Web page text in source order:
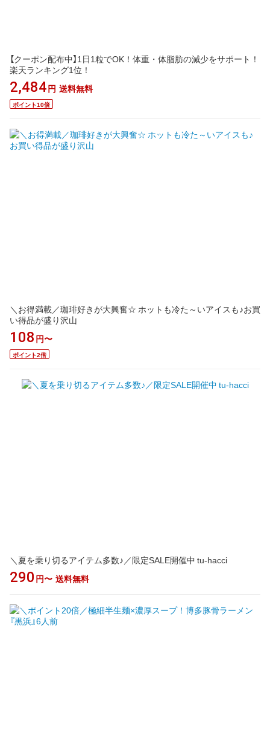
【クーポン配布中】1日1粒でOK！体重・体脂肪の減少をサポート！
楽天ランキング1位！
2,484 円 送料無料
ポイント10倍
＼お得満載／珈琲好きが大興奮☆ ホットも冷た～いアイスも♪お買
い得品が盛り沢山
108 円〜
ポイント2倍
＼夏を乗り切るアイテム多数♪／限定SALE開催中 tu-hacci
290 円〜 送料無料